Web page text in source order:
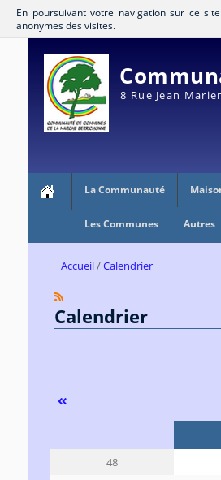
En poursuivant votre navigation sur ce
anonymes des visites.
8 Rue Jean
La Communauté
Les Communes Autres
Accueil Calendrier
Calendrier
48